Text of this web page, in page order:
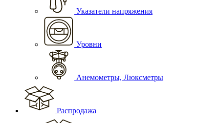
Указатели напряжения
Уровни
Анемометры, Люксметры
Распродажа